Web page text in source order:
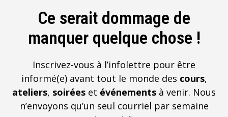
Ce serait dommage de
manquer quelque chose !
Inscrivez-vous à l’infolettre pour être
informé(e) avant tout le monde des cours,
ateliers, soirées et événements à venir. Nous
n’envoyons qu’un seul courriel par semaine